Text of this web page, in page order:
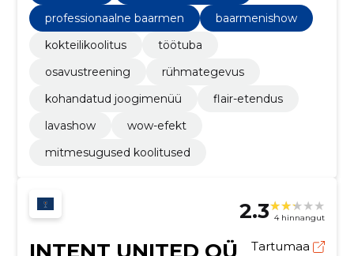
professionaalne baarmen
baarmenishow
kokteilikoolitus
töötuba
osavustreening
rühmategevus
kohandatud joogimenüü
flair-etendus
lavashow
wow-efekt
mitmesugused koolitused
2.3 4 hinnangut
Tartumaa